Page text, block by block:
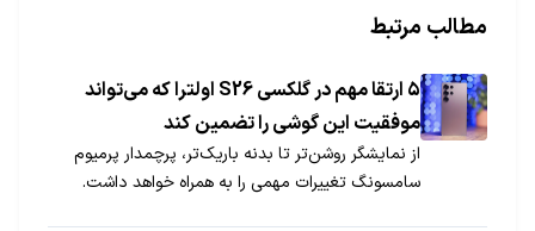
مطالب مرتبط
۵ ارتقا مهم در گلکسی S26 اولترا که می‌تواند
موفقیت این گوشی را تضمین کند
از نمایشگر روشن‌تر تا بدنه باریک‌تر، پرچمدار پرمیوم
سامسونگ تغییرات مهمی را به همراه خواهد داشت.